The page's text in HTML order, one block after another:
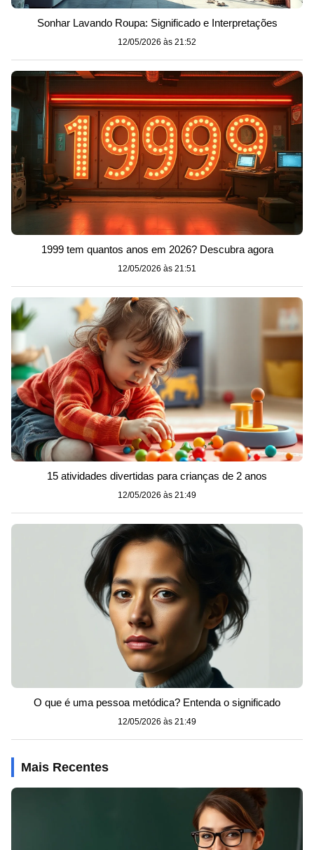
Sonhar Lavando Roupa: Significado e Interpretações
12/05/2026 às 21:52
1999 tem quantos anos em 2026? Descubra agora
12/05/2026 às 21:51
15 atividades divertidas para crianças de 2 anos
12/05/2026 às 21:49
O que é uma pessoa metódica? Entenda o significado
12/05/2026 às 21:49
Mais Recentes